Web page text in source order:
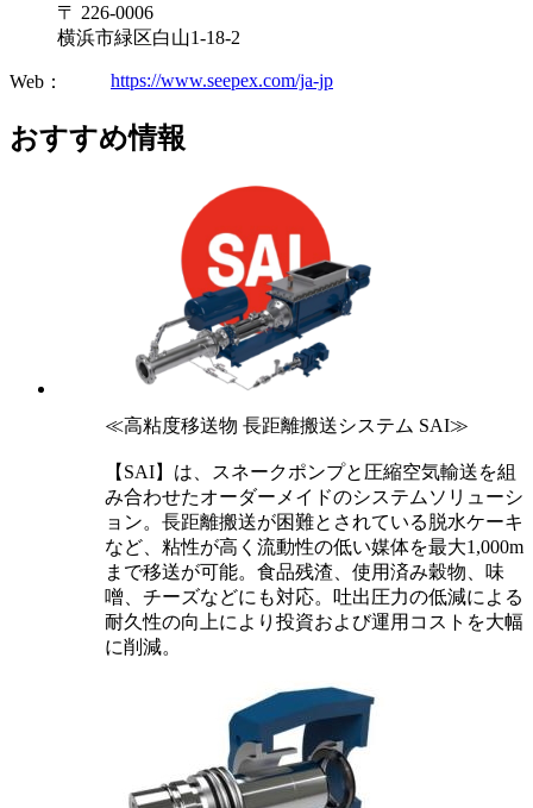
〒 226-0006
横浜市緑区白山1-18-2
Web： https://www.seepex.com/ja-jp
おすすめ情報
≪高粘度移送物 長距離搬送システム SAI≫
【SAI】は、スネークポンプと圧縮空気輸送を組
み合わせたオーダーメイドのシステムソリューシ
ョン。長距離搬送が困難とされている脱水ケーキ
など、粘性が高く流動性の低い媒体を最大1,000m
まで移送が可能。食品残渣、使用済み穀物、味
噌、チーズなどにも対応。吐出圧力の低減による
耐久性の向上により投資および運用コストを大幅
に削減。